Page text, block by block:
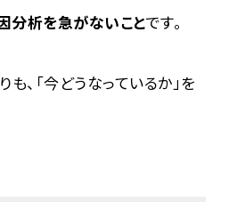
分析を急がないことです。
も、「今どうなっているか」を